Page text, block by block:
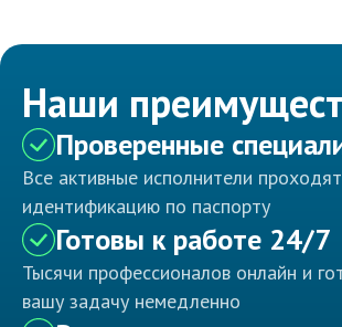
Наши
Проверенные
Все активные исполнители проходят
идентификацию по паспорту
Готовы к работе 24/7
Тысячи профессионалов онлайн и
вашу задачу немедленно